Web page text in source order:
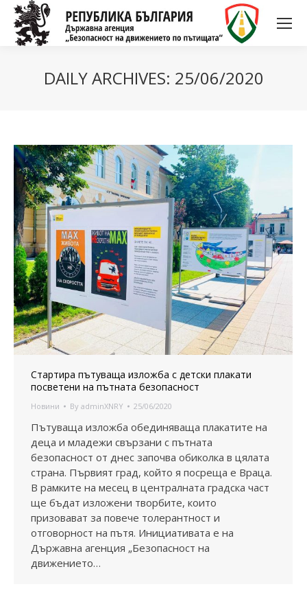
DAILY ARCHIVES: 25/06/2020
Стартира пътуваща изложба с детски плакати
посветени на пътната безопасност
Новини By adminXNRY 25/06/2020
Пътуваща изложба обединяваща плакатите на
деца и младежи свързани с пътната
безопасност от днес започва обиколка в цялата
страна. Първият град, който я посреща е Враца.
В рамките на месец в централната градска част
ще бъдат изложени творбите, които
призовават за повече толерантност и
отговорност на пътя. Инициативата е на
Държавна агенция „Безопасност на
движението…